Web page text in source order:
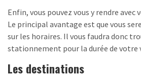
Enfin, vous pouvez vous y rendre avec
Le principal avantage est que vous
sur les horaires. Il vous faudra donc
stationnement pour la durée de votre
Les destinations